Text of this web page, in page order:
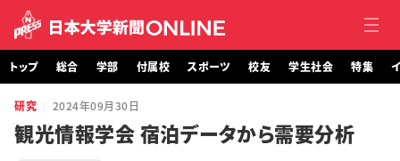
トップ
トップ 総合 学部 付属校 スポーツ 校友 学生社会 特集
研究 2024年09月30日
観光情報学会 宿泊データから需要分析